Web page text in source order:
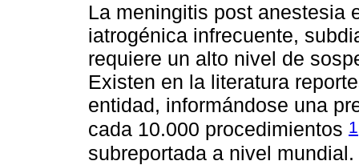
La meningitis post anestesia
iatrogénica infrecuente,
requiere un alto nivel de
Existen en la literatura
entidad, informándose una
cada 10.000 procedimientos 1
subreportada a nivel mundial.